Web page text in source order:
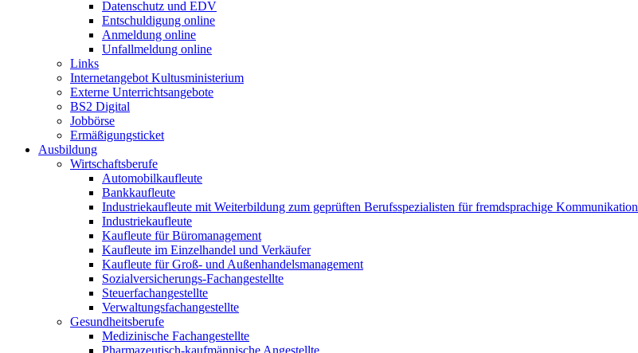
Datenschutz und EDV
Entschuldigung online
Anmeldung online
Unfallmeldung online
Links
Internetangebot Kultusministerium
Externe Unterrichtsangebote
BS2 Digital
Jobbörse
Ermäßigungsticket
Ausbildung
Wirtschaftsberufe
Automobilkaufleute
Bankkaufleute
Industriekaufleute mit Weiterbildung zum geprüften Berufsspezialisten für fremdsprachige Kommunikation
Industriekaufleute
Kaufleute für Büromanagement
Kaufleute im Einzelhandel und Verkäufer
Kaufleute für Groß- und Außenhandelsmanagement
Sozialversicherungs-Fachangestellte
Steuerfachangestellte
Verwaltungsfachangestellte
Gesundheitsberufe
Medizinische Fachangestellte
Pharmazeutisch-kaufmännische Angestellte